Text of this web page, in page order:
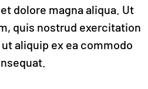
dolore magna aliqua. Ut
quis nostrud exercitation
aliquip ex ea commodo